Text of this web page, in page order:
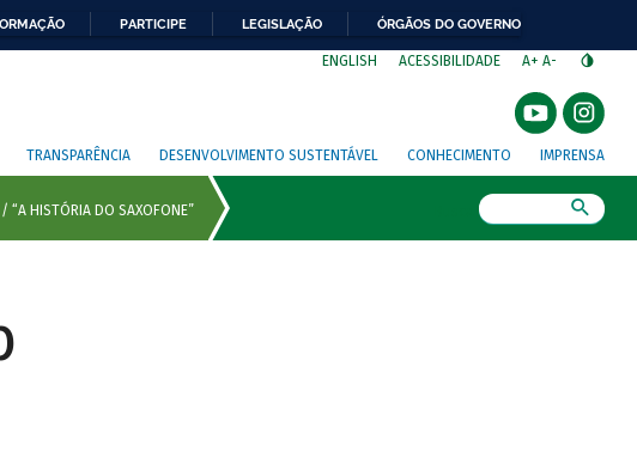
PARTICIPE LEGISLAÇÃO ÓRGÃOS DO GOVERNO
ENGLISH ACESSIBILIDADE A+ A-
TRANSPARÊNCIA DESENVOLVIMENTO SUSTENTÁVEL CONHECIMENTO IMPRENSA